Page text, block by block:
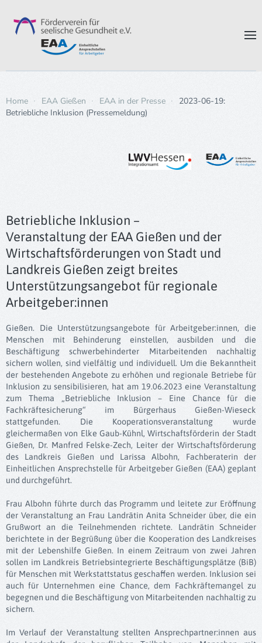
Zum Hauptinhalt springen
Home EAA Gießen EAA in der Presse
2023-06-19:
Betriebliche Inklusion (Pressemeldung)
Betriebliche Inklusion –
Veranstaltung der EAA Gießen und der
Wirtschaftsförderungen von Stadt und
Landkreis Gießen zeigt breites
Unterstützungsangebot für regionale
Arbeitgeber:innen
Gießen. Die Unterstützungsangebote für Arbeitgeber:innen, die
Menschen mit Behinderung einstellen, ausbilden und die
Beschäftigung schwerbehinderter Mitarbeitenden nachhaltig
sichern wollen, sind vielfältig und individuell. Um die Bekanntheit
der bestehenden Angebote zu erhöhen und regionale Betriebe für
Inklusion zu sensibilisieren, hat am 19.06.2023 eine Veranstaltung
zum Thema „Betriebliche Inklusion – Eine Chance für die
Fachkräftesicherung“ im Bürgerhaus Gießen-Wieseck
stattgefunden. Die Kooperationsveranstaltung wurde
gleichermaßen von Elke Gaub-Kühnl, Wirtschaftsförderin der Stadt
Gießen, Dr. Manfred Felske-Zech, Leiter der Wirtschaftsförderung
des Landkreis Gießen und Larissa Albohn, Fachberaterin der
Einheitlichen Ansprechstelle für Arbeitgeber Gießen (EAA) geplant
und durchgeführt.
Frau Albohn führte durch das Programm und leitete zur Eröffnung
der Veranstaltung an Frau Landrätin Anita Schneider über, die ein
Grußwort an die Teilnehmenden richtete. Landrätin Schneider
berichtete in der Begrüßung über die Kooperation des Landkreises
mit der Lebenshilfe Gießen. In einem Zeitraum von zwei Jahren
sollen im Landkreis Betriebsintegrierte Beschäftigungsplätze (BiB)
für Menschen mit Werkstattstatus geschaffen werden. Inklusion sei
auch für Unternehmen eine Chance, dem Fachkräftemangel zu
begegnen und die Beschäftigung von Mitarbeitenden nachhaltig zu
sichern.
Im Verlauf der Veranstaltung stellten Ansprechpartner:innen aus